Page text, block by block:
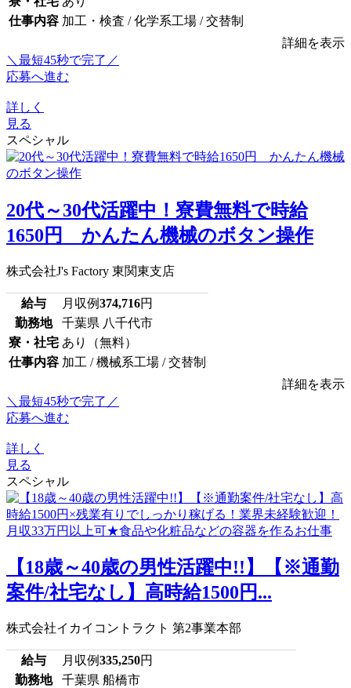
仕事内容 加工・検査 / 化学系工場 / 交替制
詳細を表示
＼最短45秒で完了／
応募へ進む
詳しく
見る
スペシャル
20代～30代活躍中！寮費無料で時給
1650円 かんたん機械のボタン操作
株式会社J's Factory 東関東支店
給与 月収例374,716円
勤務地
千葉県 八千代市
寮・社宅 あり（無料）
仕事内容 加工 / 機械系工場 / 交替制
詳細を表示
＼最短45秒で完了／
応募へ進む
詳しく
見る
スペシャル
【18歳～40歳の男性活躍中!!】【※通勤
案件/社宅なし】高時給1500円...
株式会社イカイコントラクト 第2事業本部
給与 月収例335,250円
勤務地
千葉県 船橋市